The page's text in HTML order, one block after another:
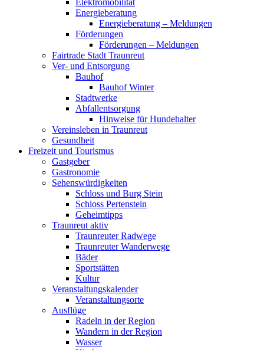
Elektromobilität
Energieberatung
Energieberatung – Meldungen
Förderungen
Förderungen – Meldungen
Fairtrade Stadt Traunreut
Ver- und Entsorgung
Bauhof
Bauhof Winter
Stadtwerke
Abfallentsorgung
Hinweise für Hundehalter
Vereinsleben in Traunreut
Gesundheit
Freizeit und Tourismus
Gastgeber
Gastronomie
Sehenswürdigkeiten
Schloss und Burg Stein
Schloss Pertenstein
Geheimtipps
Traunreut aktiv
Traunreuter Radwege
Traunreuter Wanderwege
Bäder
Sportstätten
Kultur
Veranstaltungskalender
Veranstaltungsorte
Ausflüge
Radeln in der Region
Wandern in der Region
Wasser